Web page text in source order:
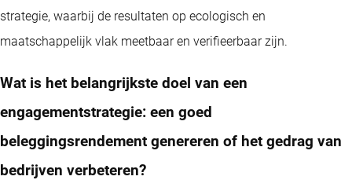
strategie, waarbij de resultaten op ecologisch en
maatschappelijk vlak meetbaar en verifieerbaar zijn.
Wat is het belangrijkste doel van een
engagementstrategie: een goed
beleggingsrendement genereren of het gedrag van
bedrijven verbeteren?